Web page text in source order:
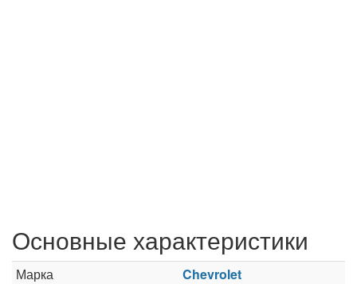
Основные характеристики
Марка
Chevrolet